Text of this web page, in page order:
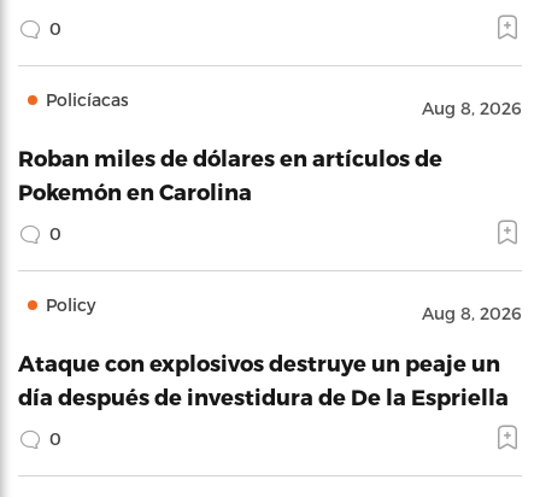
0
Policíacas Aug 8, 2026
Roban miles de dólares en artículos de
Pokemón en Carolina
0
Policy Aug 8, 2026
Ataque con explosivos destruye un peaje un
día después de investidura de De la Espriella
0